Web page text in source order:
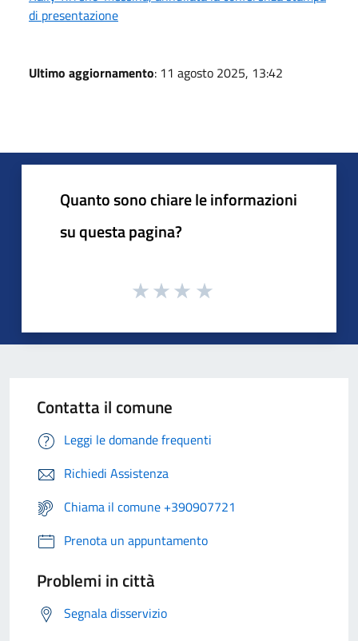
di presentazione
Ultimo aggiornamento: 11 agosto 2025, 13:42
Quanto sono chiare le informazioni
su questa pagina?
Contatta il comune
Leggi le domande frequenti
Richiedi Assistenza
Chiama il comune +390907721
Prenota un appuntamento
Problemi in città
Segnala disservizio